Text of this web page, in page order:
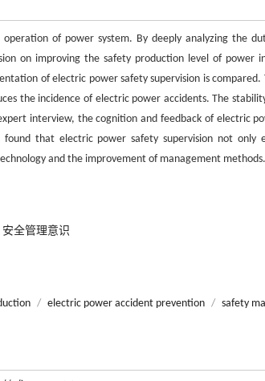
of power system. By deeply analyzing the
on improving the safety production level of power
of electric power safety supervision is
the incidence of electric power accidents. The
interview, the cognition and feedback of electric
that electric power safety supervision not only
and the improvement of management methods.
安全管理意识
/ electric power accident prevention / safety